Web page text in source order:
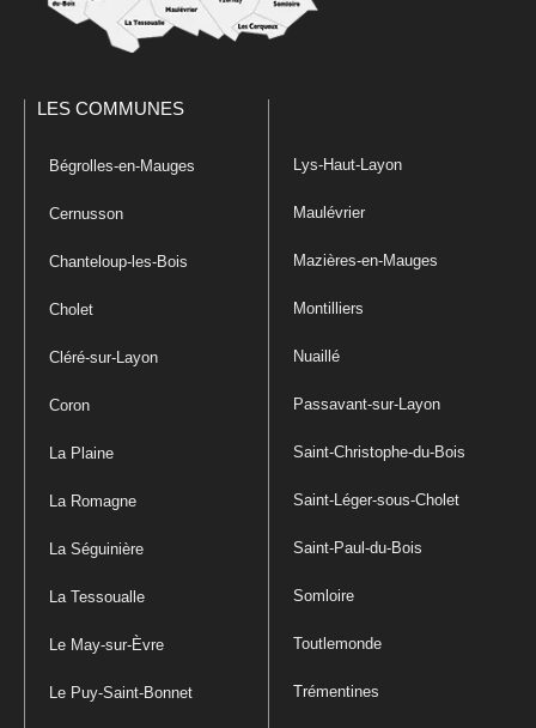
LES COMMUNES
Bégrolles-en-Mauges
Cernusson
Chanteloup-les-Bois
Cholet
Cléré-sur-Layon
Coron
La Plaine
La Romagne
La Séguinière
La Tessoualle
Le May-sur-Èvre
Le Puy-Saint-Bonnet
Lys-Haut-Layon
Maulévrier
Mazières-en-Mauges
Montilliers
Nuaillé
Passavant-sur-Layon
Saint-Christophe-du-Bois
Saint-Léger-sous-Cholet
Saint-Paul-du-Bois
Somloire
Toutlemonde
Trémentines